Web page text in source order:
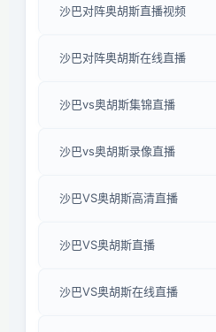
沙巴对阵奥胡斯直播视频
沙巴对阵奥胡斯在线直播
沙巴vs奥胡斯集锦直播
沙巴vs奥胡斯录像直播
沙巴VS奥胡斯高清直播
沙巴VS奥胡斯直播
沙巴VS奥胡斯在线直播